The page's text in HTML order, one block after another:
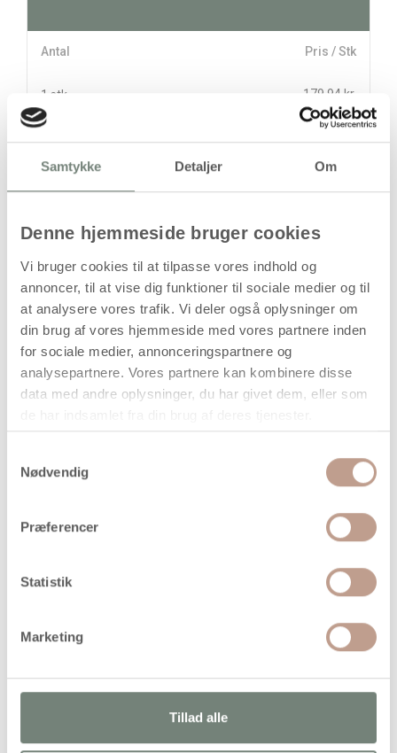
Samtykke Detaljer Om
Denne hjemmeside bruger cookies
Vi bruger cookies til at tilpasse vores indhold og
annoncer, til at vise dig funktioner til sociale medier og til
at analysere vores trafik. Vi deler også oplysninger om
din brug af vores hjemmeside med vores partnere inden
for sociale medier, annonceringspartnere og
analysepartnere. Vores partnere kan kombinere disse
data med andre oplysninger, du har givet dem, eller som
Nødvendig
Præferencer
Statistik
Marketing
Tillad alle
Antal Pris / Stk
1 stk 179,94 kr.
stk
Leveringsomkostninger
Læg i kurven
Din bestilling er først bindende,
når vi har bekræftet din ordre.
På lager
Levering: 1-3 hverdage
Sortiment af nåle i forskellige faconer til brug i kanvas,
læder og lign
Alternativer